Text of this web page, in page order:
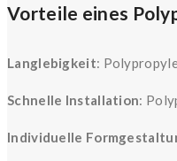
Vorteile eines
Langlebigkeit:
Schnelle Installation:
Individuelle